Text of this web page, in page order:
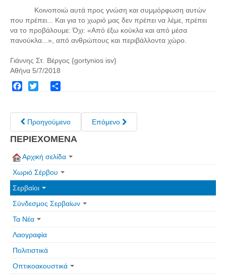
Κοινοποιώ αυτά προς γνώση και συμμόρφωση αυτών
που πρέπει... Και για το χωριό μας δεν πρέπει να λέμε, πρέπει
να το προβάλουμε: Όχι: «Από έξω κούκλα και από μέσα
πανούκλα...», από ανθρώπους και περιβάλλοντα χώρο.
Γιάννης Στ. Βέργος {gortynios isv}
Αθήνα 5/7/2018
Προηγούμενο Επόμενο
ΠΕΡΙΕΧΟΜΕΝΑ
Αρχική σελίδα
Χωριό Σέρβου
Σερβαίοι
Σύνδεσμος Σερβαίων
Τα Νέα
Λαογραφία
Πολιτιστικά
Οπτικοακουστικά